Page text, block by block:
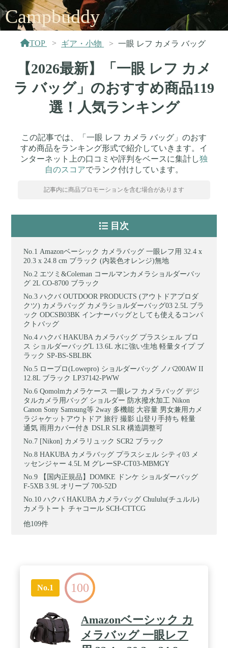
Campbuddy
TOP ギア・小物 一眼 レフ カメラ バッグ
【2026最新】「一眼 レフ カメ
ラ バッグ」のおすすめ商品119
選！人気ランキング
この記事では、「一眼 レフ カメラ バッグ」のおす
すめ商品をランキング形式で紹介していきます。イ
ンターネット上の口コミや評判をベースに集計し独
自のスコアでランク付けしています。
記事内に商品プロモーションを含む場合があります
目次
Amazonベーシック カメラバッグ 一眼レフ用 32.4 x
20.3 x 24.8 cm ブラック (内装色オレンジ)無地
エツミ&Coleman コールマンカメラショルダーバッ
グ 2L CO-8700 ブラック
ハクバ OUTDOOR PRODUCTS (アウトドアプロダ
クツ) カメラバッグ カメラショルダーバッグ03 2.5L ブラ
ック ODCSB03BK インナーバッグとしても使えるコンパ
クトバッグ
ハクバ HAKUBA カメラバッグ プラスシェル ブロ
ス ショルダーバッグL 13.6L 水に強い生地 軽量タイプ ブ
ラック SP-BS-SBLBK
ロープロ(Lowepro) ショルダーバッグ ノバ200AW II
12.8L ブラック LP37142-PWW
Qomolmカメラケース 一眼レフ カメラバッグ デジ
タルカメラ用バッグ ショルダー 防水撥水加工 Nikon
Canon Sony Samsung等 2way 多機能 大容量 男女兼用カメ
ラジャケットアウトドア 旅行 撮影 山登り手持ち 軽量
通気 雨用カバー付き DSLR SLR 構造調整可
[Nikon] カメラリュック SCR2 ブラック
HAKUBA カメラバッグ プラスシェル シティ03 メ
ッセンジャー 4.5L M グレーSP-CT03-MBMGY
【国内正規品】DOMKE ドンケ ショルダーバッグ
F-5XB 3.9L オリーブ 700-52D
ハクバ HAKUBA カメラバッグ Chululu(チュルル)
カメラトート チャコール SCH-CTTCG
他109件
No.1 100
Amazonベーシック カ
メラバッグ 一眼レフ